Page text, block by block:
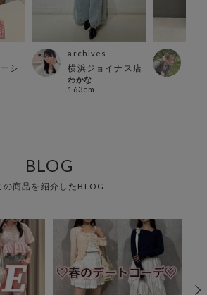
シ
archives
横浜ジョイナス店
わかな
163cm
BLOG
の商品を紹介したBLOG